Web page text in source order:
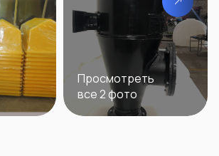
Просмотреть
все 2 фото